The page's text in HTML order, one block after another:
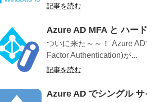
記事を読む
Azure AD MFA と ハー
ついに来た～～！ Azure
Factor Authentication)が...
記事を読む
Azure AD でシングル